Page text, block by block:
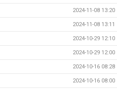
2024-11-08 13:20
2024-11-08 13:11
2024-10-29 12:10
2024-10-29 12:00
2024-10-16 08:28
2024-10-16 08:00